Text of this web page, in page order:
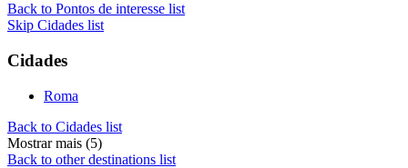
Back to Pontos de interesse list
Skip Cidades list
Cidades
Roma
Back to Cidades list
Mostrar mais (5)
Back to other destinations list